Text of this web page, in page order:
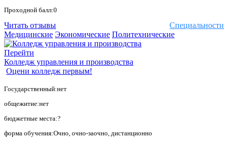
Проходной балл:0
Специальности
Читать отзывы
Медицинские Экономические Политехнические
Перейти
Колледж управления и производства
Оцени колледж первым!
Государственный:нет
общежитие:нет
бюджетные места:?
форма обучения:Очно, очно-заочно, дистанционно